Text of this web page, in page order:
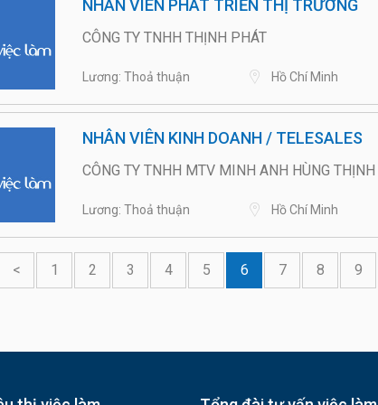
NHÂN VIÊN PHÁT TRIỂN THỊ TRƯỜNG
CÔNG TY TNHH THỊNH PHÁT
Lương: Thoả thuận Hồ Chí Minh
NHÂN VIÊN KINH DOANH / TELESALES
CÔNG TY TNHH MTV MINH ANH HÙNG THỊNH
Lương: Thoả thuận Hồ Chí Minh
< 1 2 3 4 5 6 7 8 9